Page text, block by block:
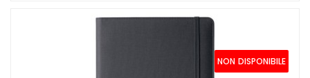
NON DISPONIBILE